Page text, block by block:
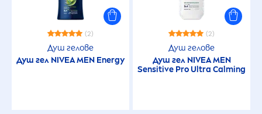
(2)
Душ гелове
Душ гел NIVEAMEN Energy
(2)
Душ гелове
Душ гел NIVEA MEN
Sensitive Pro Ultra Calming